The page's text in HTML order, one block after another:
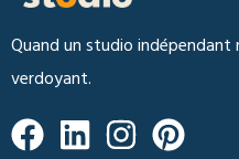
Quand un studio
verdoyant.